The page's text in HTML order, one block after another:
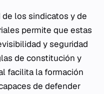
los sindicatos y de
permite que estas
y seguridad
de constitución y
facilita la formación
de defender